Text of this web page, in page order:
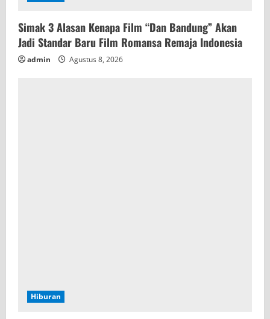
Simak 3 Alasan Kenapa Film “Dan Bandung” Akan
Jadi Standar Baru Film Romansa Remaja Indonesia
admin Agustus 8, 2026
Hiburan